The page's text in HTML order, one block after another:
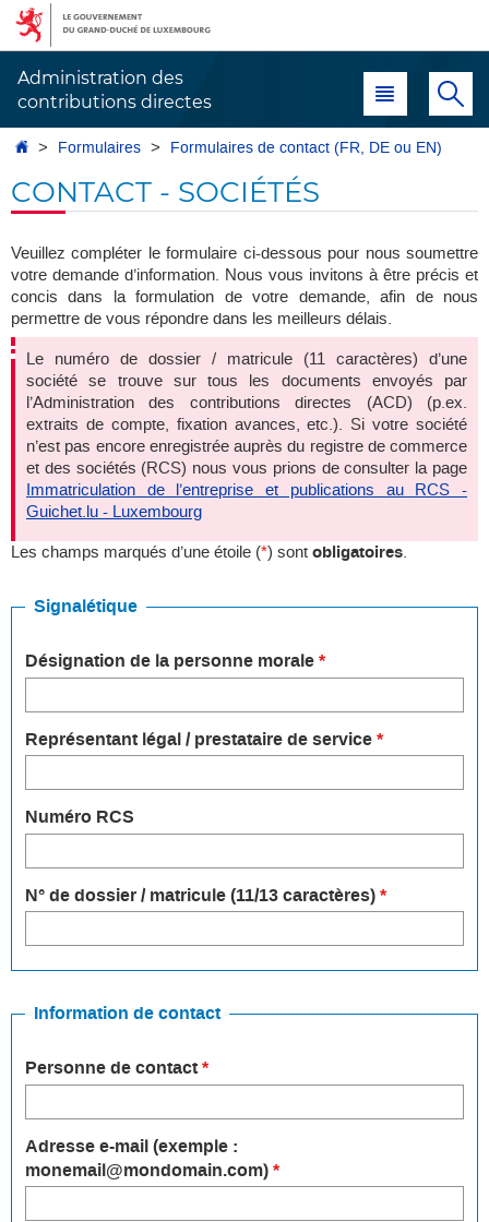
Aller
navigation
Aller
au
Administration des
contributions directes
Menu principal
AccueilFormulaires Formulaires de contact (FR, DE ou EN)
CONTACT - SOCIÉTÉS
Veuillez compléter le formulaire ci-dessous pour nous soumettre
votre demande d’information. Nous vous invitons à être précis et
concis dans la formulation de votre demande, afin de nous
permettre de vous répondre dans les meilleurs délais.
Le numéro de dossier / matricule (11 caractères) d’une
société se trouve sur tous les documents envoyés par
l’Administration des contributions directes (ACD) (p.ex.
extraits de compte, fixation avances, etc.). Si votre société
n’est pas encore enregistrée auprès du registre de commerce
et des sociétés (RCS) nous vous prions de consulter la page
Immatriculation de l’entreprise et publications au RCS -
Guichet.lu - Luxembourg
Les champs marqués d’une étoile (*) sont obligatoires.
Signalétique
Désignation de la personne morale*
Représentant légal / prestataire de service*
Numéro RCS
N° de dossier / matricule (11/13 caractères)*
Information de contact
Personne de contact*
Adresse e-mail (exemple :
monemail@mondomain.com)*